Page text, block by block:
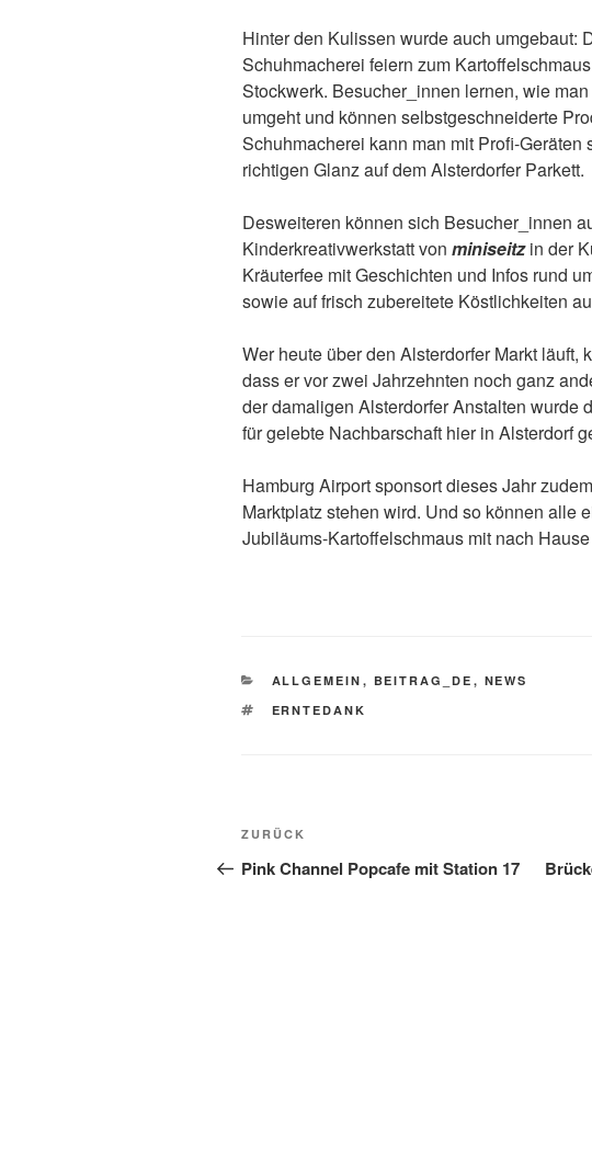
Hinter den Kulissen wurde auch umgebaut:
Schuhmacherei feiern zum
Stockwerk. Besucher_innen lernen, wie
umgeht und können selbstgeschneiderte
Schuhmacherei kann man mit Profi-Geräten
richtigen Glanz auf dem Alsterdorfer Parkett.
Desweiteren können sich Besucher_innen
Kinderkreativwerkstatt von miniseitzin der
Kräuterfee mit Geschichten und Infos rund
sowie auf frisch zubereitete Köstlichkeiten
Wer heute über den Alsterdorfer Markt läuft,
dass er vor zwei Jahrzehnten noch ganz
der damaligen Alsterdorfer Anstalten wurde
für gelebte Nachbarschaft hier in Alsterdorf
Hamburg Airport sponsort dieses Jahr
Marktplatz stehen wird. Und so können alle
Jubiläums-Kartoffelschmaus mit nach
KATEGORIEN
ALLGEMEIN , BEITRAG_DE , NEWS
SCHLAGWÖRTER
ERNTEDANK
Beitragsnavigation
Vorheriger
Beitrag
ZURÜCK
Pink Channel Popcafe mit Station 17